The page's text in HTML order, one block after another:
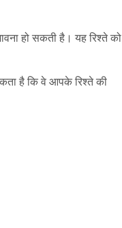
हो सकती है। यह रिश्ते को
है कि वे आपके रिश्ते की